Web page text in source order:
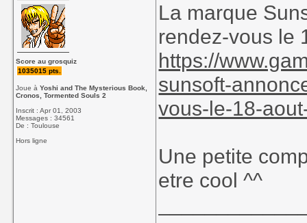
Score au grosquiz
1035015 pts.
Joue àYoshi and The Mysterious Book,
Cronos, Tormented Souls 2
Inscrit : Apr 01, 2003
Messages : 34561
De : Toulouse
Hors ligne
La marque
rendez-vous le
https://
sunsoft-
vous-le-18-
Une petite
etre cool ^^